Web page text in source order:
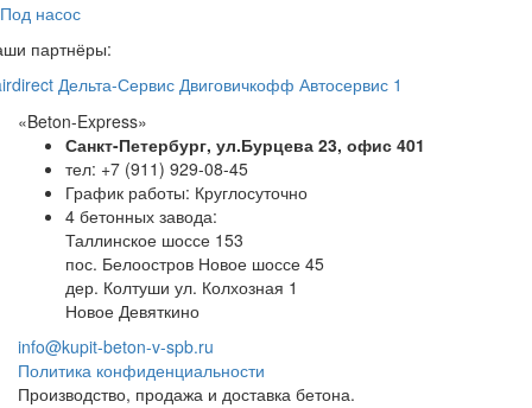
Под насос
партнёры:
Дельта-Сервис Двиговичкофф Автосервис 1
«Beton-Express»
Санкт-Петербург, ул.Бурцева 23, офис 401
тел: +7 (911) 929-08-45
График работы: Круглосуточно
4 бетонных завода:
Таллинское шоссе 153
пос. Белоостров Новое шоссе 45
дер. Колтуши ул. Колхозная 1
Новое Девяткино
info@kupit-beton-v-spb.ru
Политика конфиденциальности
Производство, продажа и доставка бетона.